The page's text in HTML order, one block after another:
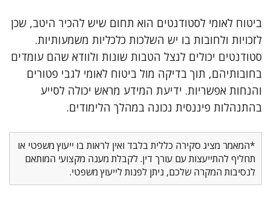
ביטוח לאומי לסטודנטים הוא תחום שיש להכיר היטב, שכן
לזכויות ולחובות בו יש השלכות כלכליות משמעותיות.
סטודנטים יכולים לנצל הטבות שונות ולוודא שהם עומדים
בחובותיהם, תוך בדיקה מול ביטוח לאומי לגבי פטורים
והנחות אפשריות. ידיעת המידע מראש יכולה לסייע
בהתנהלות פיננסית נכונה במהלך הלימודים.
*המאמר מציג סקירה כללית בלבד ואין לראות בו ייעוץ משפטי או
תחליף להתייעצות עם עורך דין. לקבלת מענה מקצועי המותאם
לנסיבות המקרה שלכם, ניתן לפנות לייעוץ משפטי.